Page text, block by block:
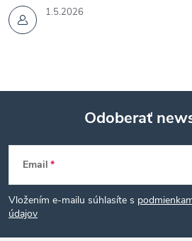
1.5.2026
Z
á
p
Odoberať
Email
Vložením e-mailu súhlasíte s
údajov